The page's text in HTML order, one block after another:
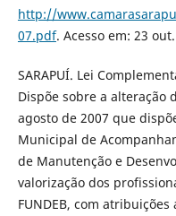
http://
07.pdf. Acesso em: 23
SARAPUÍ. Lei
Dispõe sobre a alteração
agosto de 2007 que
Municipal de
de Manutenção e
valorização dos
FUNDEB, com